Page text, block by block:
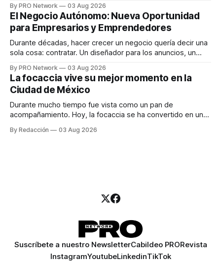
INTERIUS, el problema suele estar en otro lugar. Durante
una entrevista para el podcast SER PRO, el especialista en
marketing digital explicó que
By PRO Network 03 Aug 2026
El Negocio Autónomo: Nueva Oportunidad
para Empresarios y Emprendedores
Durante décadas, hacer crecer un negocio quería decir una
sola cosa: contratar. Un diseñador para los anuncios, un
para los textos, alguien que supiera de publicidad digital
para encontrar prospectos, un vendedor para atender
llamadas y mensajes, y —con suerte— una persona
By PRO Network 03 Aug 2026
La focaccia vive su mejor momento en la
Ciudad de México
Durante mucho tiempo fue vista como un pan de
acompañamiento. Hoy, la focaccia se ha convertido en uno
artesanal, ingredientes de calidad y experiencias que
By Redacción 03 Aug 2026
Suscríbete a nuestro NewsletterCabildeo PRORevista
InstagramYoutubeLinkedinTikTok